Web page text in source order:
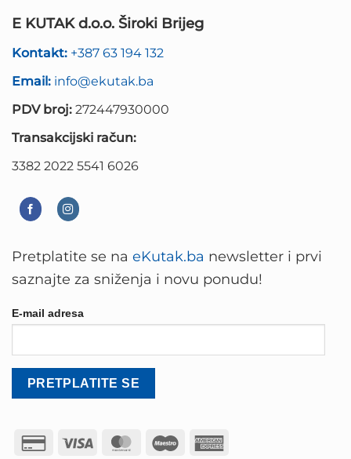
E KUTAK d.o.o. Široki Brijeg
Kontakt: +387 63 194 132
Email: info@ekutak.ba
PDV broj: 272447930000
Transakcijski račun:
3382 2022 5541 6026
Pretplatite se na eKutak.ba newsletter i prvi
saznajte za sniženja i novu ponudu!
E-mail adresa
Credit
Visa MasterCard
Maestro